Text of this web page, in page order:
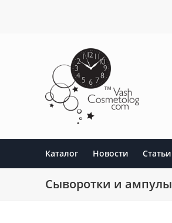
Каталог Новости Статьи
Сыворотки и ампулы